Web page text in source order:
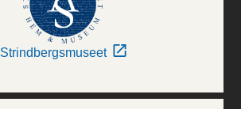
Strindbergsmuseet